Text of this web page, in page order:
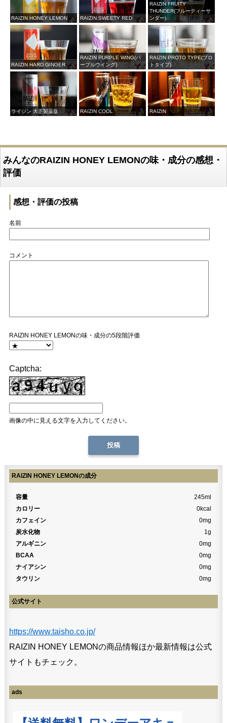
RAIZIN HONEY LEMON RAIZIN SWEETY RED
RAIZIN FRUITY
THUNDER(フルーティーサ
ンダー)
RAIZIN HARD GINGER
RAIZIN PURPLE WING(パ
ープルウイング)
RAIZIN PROTO TYPE(プロ
トタイプ)
ライジン 大正製薬版 RAIZIN COOL RAIZIN
みんなのRAIZIN HONEY LEMONの味・成分の感想・
評価
感想・評価の投稿
名前
コメント
RAIZIN HONEY LEMONの味・成分の5段階評価
Captcha:
画像の中に見える文字を入力してください。
RAIZIN HONEY LEMONの成分
容量
245ml
カロリー
0kcal
カフェイン
0mg
炭水化物
1g
アルギニン
0mg
BCAA
0mg
ナイアシン
0mg
タウリン
0mg
公式サイト
https://www.taisho.co.jp/
RAIZIN HONEY LEMONの商品情報ほか最新情報は公式
サイトもチェック。
ads